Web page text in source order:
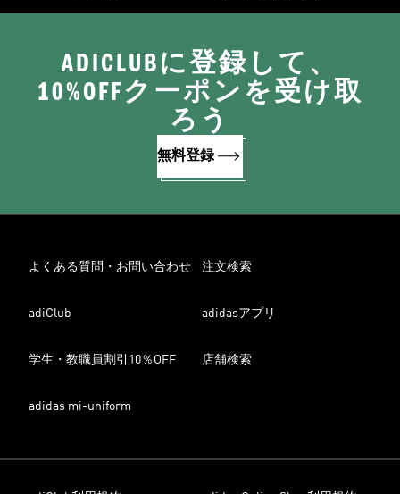
ADICLUBに登録して、
10%OFFクーポンを受け取
ろう
無料登録
よくある質問・お問い合わせ 注文検索
adiClub adidasアプリ
学生・教職員割引10％OFF 店舗検索
adidas mi-uniform